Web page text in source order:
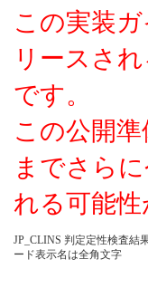
この実装
リースさ
です。
この公開
までさら
れる可能性
JP_CLINS 判定定性検査結
ード表示名は全角文字